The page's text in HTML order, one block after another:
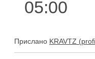
05:00
Прислано KRAVTZ